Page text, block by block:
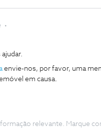
envie-nos, por favor, uma
em causa.
relevante. Marque